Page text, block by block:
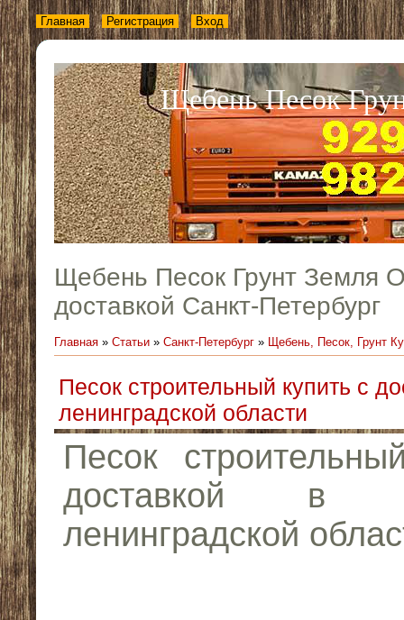
Щебень Песок
Главная Регистрация Вход
Щебень Песок Грунт Земля
доставкой Санкт-Петербург
Главная » Статьи » Санкт-Петербург » Щебень, Песок, Грунт
Песок строительный купить с
ленинградской области
Песок
доставкой
ленинградской